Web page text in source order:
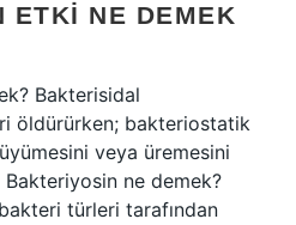
ETKI NE DEMEK
Bakterisidal
öldürürken; bakteriostatik
veya üremesini
ne demek?
türleri tarafından